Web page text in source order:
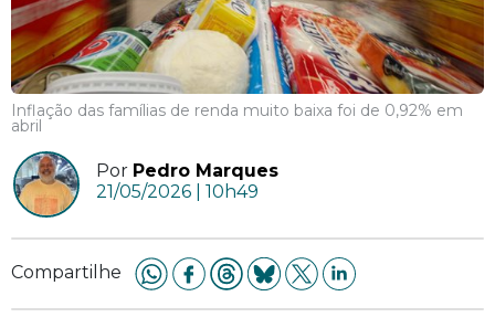
Inflação das famílias de renda muito baixa foi de 0,92% em
abril
Por Pedro Marques
21/05/2026 | 10h49
Compartilhe